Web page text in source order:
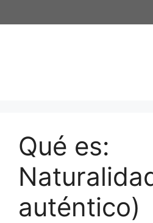
al
Qué es:
auténtico)